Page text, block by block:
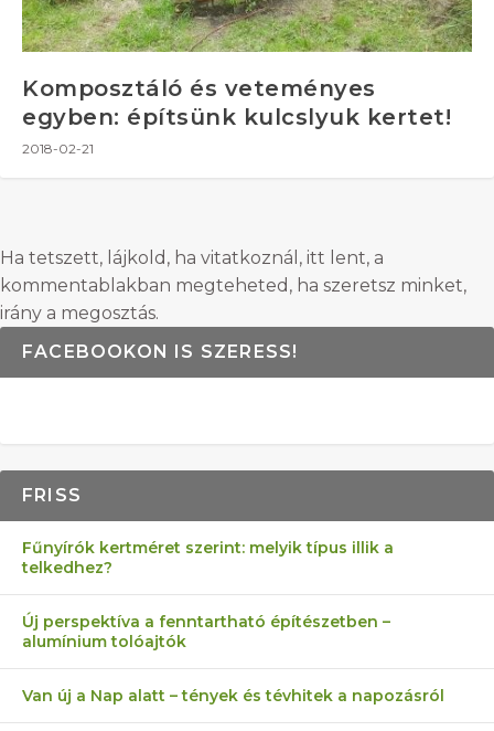
Komposztáló és veteményes
egyben: építsünk kulcslyuk kertet!
2018-02-21
Ha tetszett, lájkold, ha vitatkoznál, itt lent, a
kommentablakban megteheted, ha szeretsz minket,
irány a megosztás.
FACEBOOKON IS SZERESS!
FRISS
Fűnyírók kertméret szerint: melyik típus illik a
telkedhez?
Új perspektíva a fenntartható építészetben –
alumínium tolóajtók
Van új a Nap alatt – tények és tévhitek a napozásról